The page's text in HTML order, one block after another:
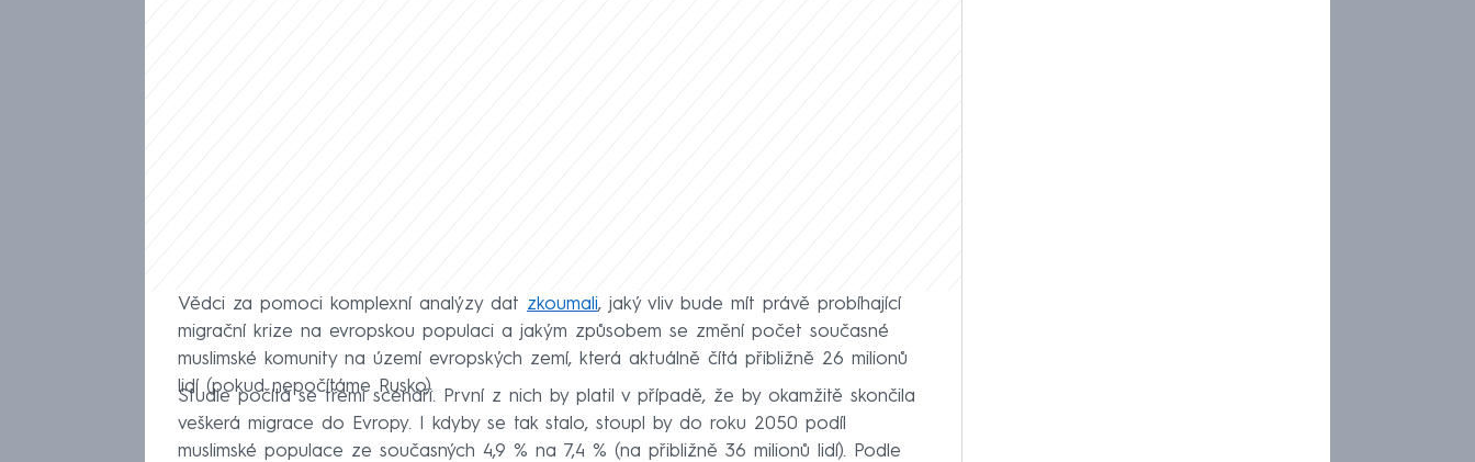
Vědci za pomoci komplexní analýzy dat zkoumali, jaký vliv bude mít právě probíhající
migrační krize na evropskou populaci a jakým způsobem se změní počet současné
muslimské komunity na území evropských zemí, která aktuálně čítá přibližně 26 milionů
lidí (pokud nepočítáme Rusko).
Studie počítá se třemi scénáři. První z nich by platil v případě, že by okamžitě skončila
veškerá migrace do Evropy. I kdyby se tak stalo, stoupl by do roku 2050 podíl
muslimské populace ze současných 4,9 % na 7,4 % (na přibližně 36 milionů lidí). Podle